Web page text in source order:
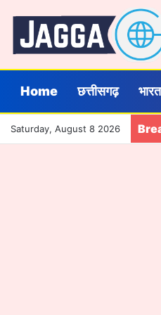
Home छत्तीसगढ़ भारत
Saturday, August 8 2026